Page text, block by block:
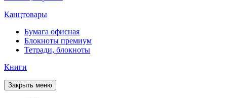
Канцтовары
Бумага офисная
Блокноты премиум
Тетради, блокноты
Книги
Закрыть меню